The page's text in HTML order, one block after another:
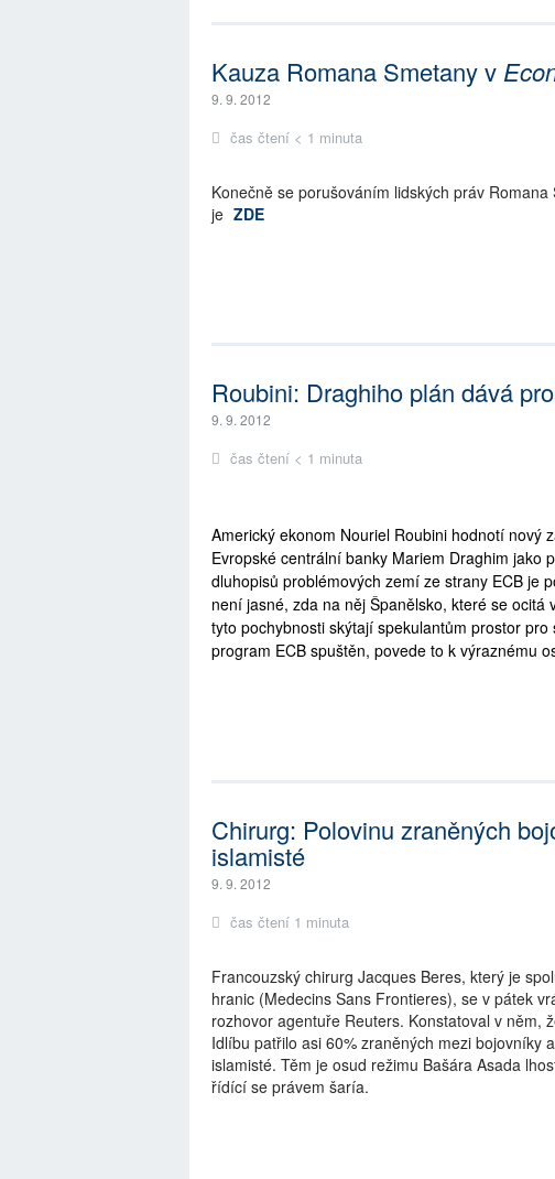
Kauza Romana Smetany v
9. 9. 2012
čas čtení < 1 minuta
Konečně se porušováním lidských práv
je ZDE
Roubini: Draghiho plán dává
9. 9. 2012
čas čtení < 1 minuta
Americký ekonom Nouriel Roubini hodnotí nový
Evropské centrální banky Mariem Draghim jako
dluhopisů problémových zemí ze strany ECB je
není jasné, zda na něj Španělsko, které se
tyto pochybnosti skýtají spekulantům prostor
program ECB spuštěn, povede to k výraznému
Chirurg: Polovinu zraněných
islamisté
9. 9. 2012
čas čtení 1 minuta
Francouzský chirurg Jacques Beres, který je
hranic (Medecins Sans Frontieres), se v pátek
rozhovor agentuře Reuters. Konstatoval v něm,
Idlíbu patřilo asi 60% zraněných mezi bojovníky
islamisté. Těm je osud režimu Bašára Asada
řídící se právem šaría.